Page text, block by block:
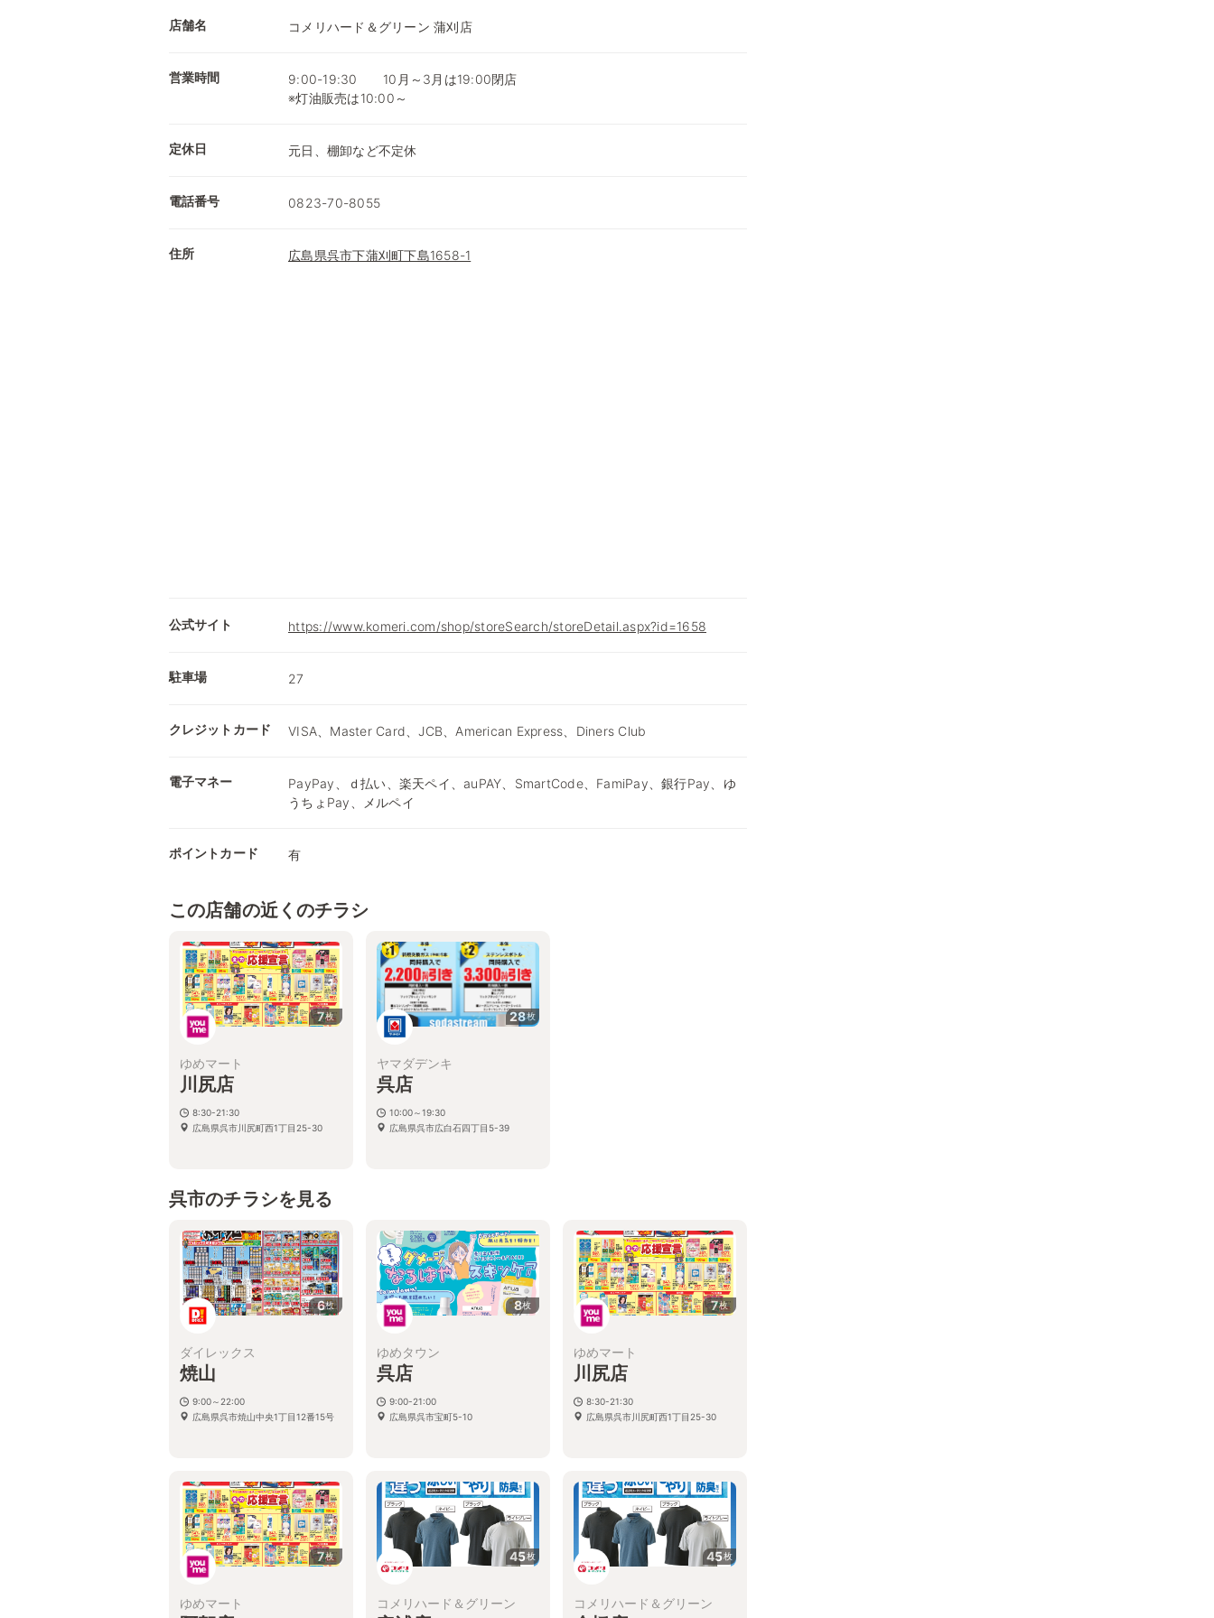
店舗名 コメリハード＆グリーン 蒲刈店
営業時間
9:00-19:30 10月～3月は19:00閉店
※灯油販売は10:00～
定休日 元日、棚卸など不定休
電話番号 0823-70-8055
住所 広島県呉市下蒲刈町下島1658-1
公式サイト https://www.komeri.com/shop/storeSearch/storeDetail.aspx?id=1658
駐車場 27
クレジットカード VISA、Master Card、JCB、American Express、Diners Club
電子マネー
PayPay、ｄ払い、楽天ペイ、auPAY、SmartCode、FamiPay、銀行Pay、ゆ
うちょPay、メルペイ
ポイントカード 有
この店舗の近くのチラシ
7枚
ゆめマート
川尻店
8:30-21:30
広島県呉市川尻町西1丁目25-30
28枚
ヤマダデンキ
呉店
10:00～19:30
広島県呉市広白石四丁目5-39
呉市のチラシを見る
6枚
ダイレックス
焼山
9:00～22:00
広島県呉市焼山中央1丁目12番15号
8枚
ゆめタウン
呉店
9:00-21:00
広島県呉市宝町5-10
7枚
ゆめマート
川尻店
8:30-21:30
広島県呉市川尻町西1丁目25-30
7枚
ゆめマート
45枚
コメリハード＆グリーン
45枚
コメリハード＆グリーン